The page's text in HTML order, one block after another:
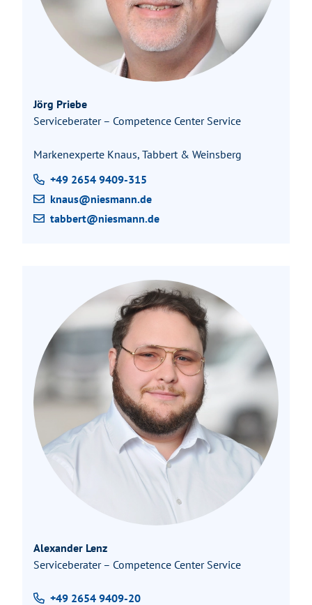
Jörg Priebe
Serviceberater – Competence Center Service
Markenexperte Knaus, Tabbert & Weinsberg
+49 2654 9409-315
knaus@niesmann.de
tabbert@​niesmann.de
Alexander Lenz
Serviceberater – Competence Center Service
+49 2654 9409-20